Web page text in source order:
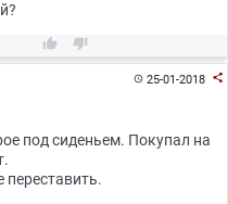
 
25-01-2018 
под сиденьем. Покупал на
переставить.